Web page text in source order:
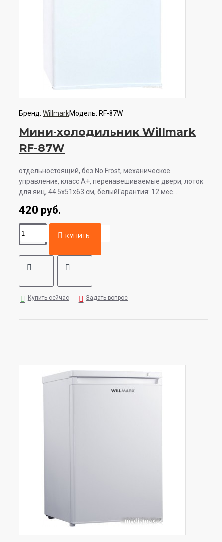
Бренд: WillmarkМодель: RF-87W
Мини-холодильник Willmark
RF-87W
отдельностоящий, без No Frost, механическое
управление, класс A+, перенавешиваемые двери, лоток
для яиц, 44.5x51x63 см, белыйГарантия: 12 мес. ..
420 руб.
КУПИТЬ
Купить сейчас Задать вопрос